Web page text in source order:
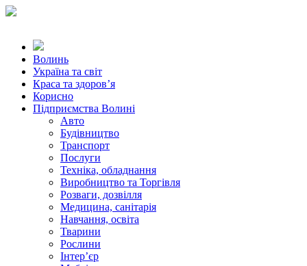
Волинь
Україна та світ
Краса та здоров’я
Корисно
Підприємства Волині
Авто
Будівництво
Транспорт
Послуги
Техніка, обладнання
Виробництво та Торгівля
Розваги, дозвілля
Медицина, санітарія
Навчання, освіта
Тварини
Рослини
Інтер’єр